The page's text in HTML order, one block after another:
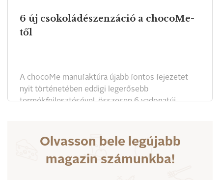
6 új csokoládészenzáció a chocoMe-
től
A chocoMe manufaktúra újabb fontos fejezetet
nyit történetében eddigi legerősebb
termékfejlesztésével, összesen 6 vadonatúj
Olvasson bele legújabb
magazin számunkba!